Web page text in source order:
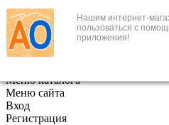
Нашим интернет-
пользоваться с
приложения!
+7 (495) 646-888-1
В корзине
Меню каталога
Меню сайта
Вход
Регистрация